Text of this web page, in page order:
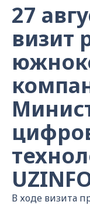
27
визит
В ходе визита